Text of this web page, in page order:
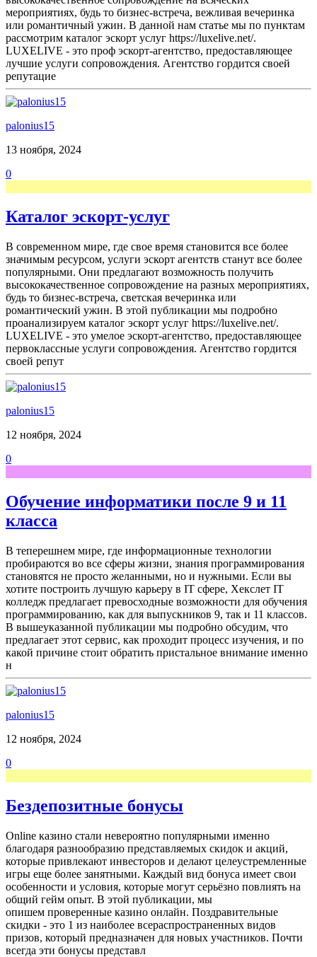
мероприятиях, будь то бизнес-встреча, вежливая вечеринка
или романтичный ужин. В данной нам статье мы по пунктам
рассмотрим каталог эскорт услуг https://luxelive.net/.
LUXELIVE - это проф эскорт-агентство, предоставляющее
лучшие услуги сопровождения. Агентство гордится своей
репутацие
palonius15
13 ноября, 2024
0
Каталог эскорт-услуг
В современном мире, где свое время становится все более
значимым ресурсом, услуги эскорт агентств станут все более
популярными. Они предлагают возможность получить
высококачественное сопровождение на разных мероприятиях,
будь то бизнес-встреча, светская вечеринка или
романтический ужин. В этой публикации мы подробно
проанализируем каталог эскорт услуг https://luxelive.net/.
LUXELIVE - это умелое эскорт-агентство, предоставляющее
первоклассные услуги сопровождения. Агентство гордится
своей репут
palonius15
12 ноября, 2024
0
Обучение информатики после 9 и 11
класса
В теперешнем мире, где информационные технологии
пробираются во все сферы жизни, знания программирования
становятся не просто желанными, но и нужными. Если вы
хотите построить лучшую карьеру в IT сфере, Хекслет IT
колледж предлагает превосходные возможности для обучения
программированию, как для выпускников 9, так и 11 классов.
В вышеуказанной публикации мы подробно обсудим, что
предлагает этот сервис, как проходит процесс изучения, и по
какой причине стоит обратить пристальное внимание именно
н
palonius15
12 ноября, 2024
0
Бездепозитные бонусы
Online казино стали невероятно популярными именно
благодаря разнообразию представляемых скидок и акций,
которые привлекают инвесторов и делают целеустремленные
игры еще более занятными. Каждый вид бонуса имеет свои
особенности и условия, которые могут серьёзно повлиять на
общий гейм опыт. В этой публикации, мы
опишем проверенные казино онлайн. Поздравительные
скидки - это 1 из наиболее всераспространенных видов
призов, который предназначен для новых участников. Почти
всегда эти бонусы представл